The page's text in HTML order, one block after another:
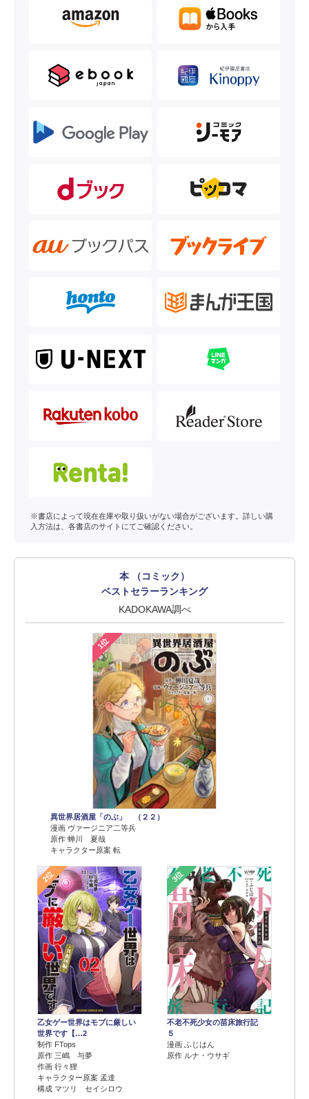
※書店によって現在在庫や取り扱いがない場合がございます。詳しい購
入方法は、各書店のサイトにてご確認ください。
本 （コミック）
ベストセラーランキング
KADOKAWA調べ
1位
異世界居酒屋「のぶ」 （２２）
漫画 ヴァージニア二等兵
原作 蝉川 夏哉
キャラクター原案 転
2位
乙女ゲー世界はモブに厳しい
世界です【…2
制作 FTops
原作 三嶋 与夢
作画 行々狸
キャラクター原案 孟達
構成 マツリ セイシロウ
3位
不老不死少女の苗床旅行記
５
漫画 ふじはん
原作 ルナ・ウサギ